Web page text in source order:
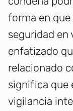
forma en
seguridad en
enfatizado
relacionado
significa que
vigilancia